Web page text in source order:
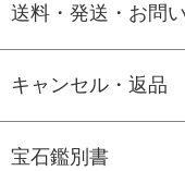
送料・発送・お問
キャンセル・返品
宝石鑑別書